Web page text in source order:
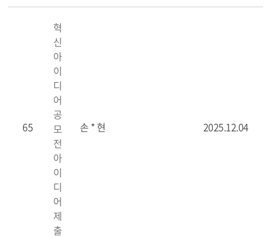
65
혁
신
아
이
디
어
공
모
전
아
이
디
어
제
출
손 * 현 2025.12.04